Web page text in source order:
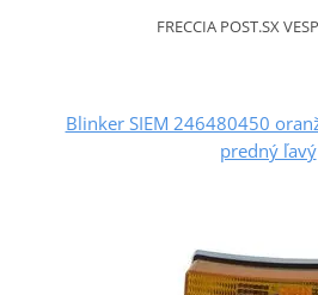
FRECCIA POST.SX
Blinker SIEM 246480450
predný ľavý